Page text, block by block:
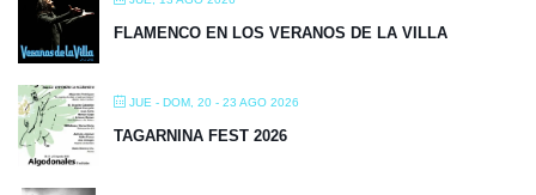
FLAMENCO EN LOS VERANOS DE LA VILLA
JUE - DOM, 20 - 23 AGO 2026
TAGARNINA FEST 2026